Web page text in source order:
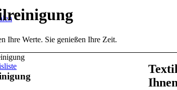
Ihre Werte. Sie genießen Ihre Zeit.